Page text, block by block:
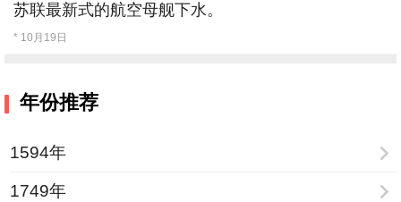
苏联最新式的航空母舰下水。
* 10月19日
年份推荐
1594年
1749年